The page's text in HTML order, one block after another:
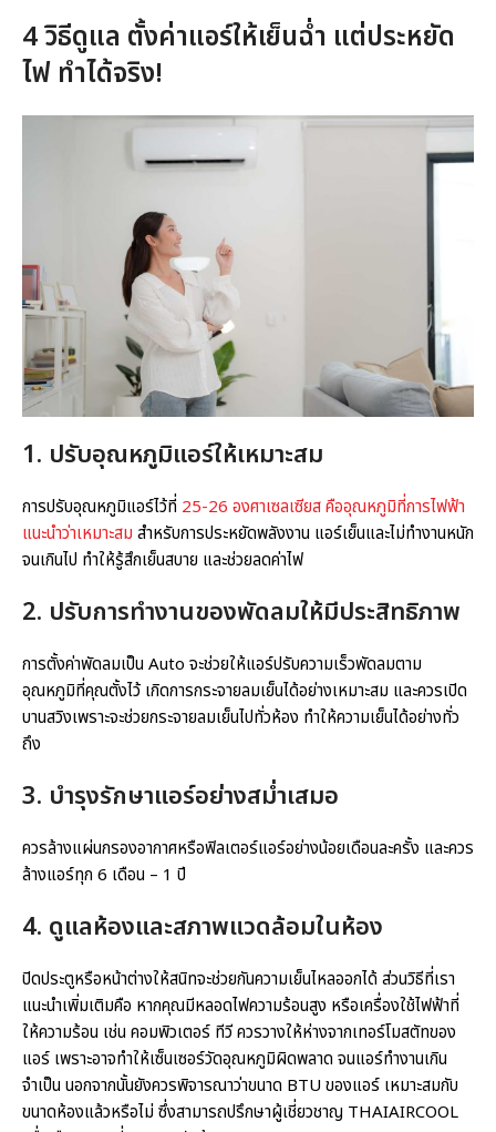
4 วิธีดูแล ตั้งค่าแอร์ให้เย็นฉ่ำ แต่ประหยัด
ไฟ ทำได้จริง!
1. ปรับอุณหภูมิแอร์ให้เหมาะสม
การปรับอุณหภูมิแอร์ไว้ที่ 25-26 องศาเซลเซียส คืออุณหภูมิที่การไฟฟ้า
แนะนำว่าเหมาะสม สำหรับการประหยัดพลังงาน แอร์เย็นและไม่ทำงานหนัก
จนเกินไป ทำให้รู้สึกเย็นสบาย และช่วยลดค่าไฟ
2. ปรับการทำงานของพัดลมให้มีประสิทธิภาพ
การตั้งค่าพัดลมเป็น Auto จะช่วยให้แอร์ปรับความเร็วพัดลมตาม
อุณหภูมิที่คุณตั้งไว้ เกิดการกระจายลมเย็นได้อย่างเหมาะสม และควรเปิด
บานสวิงเพราะจะช่วยกระจายลมเย็นไปทั่วห้อง ทำให้ความเย็นได้อย่างทั่ว
ถึง
3. บำรุงรักษาแอร์อย่างสม่ำเสมอ
ควรล้างแผ่นกรองอากาศหรือฟิลเตอร์แอร์อย่างน้อยเดือนละครั้ง และควร
ล้างแอร์ทุก 6 เดือน – 1 ปี
4. ดูแลห้องและสภาพแวดล้อมในห้อง
ปิดประตูหรือหน้าต่างให้สนิทจะช่วยกันความเย็นไหลออกได้ ส่วนวิธีที่เรา
แนะนำเพิ่มเติมคือ หากคุณมีหลอดไฟความร้อนสูง หรือเครื่องใช้ไฟฟ้าที่
ให้ความร้อน เช่น คอมพิวเตอร์ ทีวี ควรวางให้ห่างจากเทอร์โมสตัทของ
แอร์ เพราะอาจทำให้เซ็นเซอร์วัดอุณหภูมิผิดพลาด จนแอร์ทำงานเกิน
จำเป็น นอกจากนั้นยังควรพิจารณาว่าขนาด BTU ของแอร์ เหมาะสมกับ
ขนาดห้องแล้วหรือไม่ ซึ่งสามารถปรึกษาผู้เชี่ยวชาญ THAIAIRCOOL